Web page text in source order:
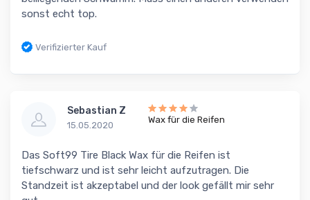
sonst echt top.
Verifizierter Kauf
Sebastian Z
15.05.2020
Wax für die Reifen
Das Soft99 Tire Black Wax für die Reifen ist
tiefschwarz und ist sehr leicht aufzutragen. Die
Standzeit ist akzeptabel und der look gefällt mir sehr